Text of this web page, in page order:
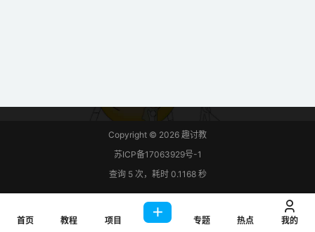
Copyright © 2026 趣讨教
苏ICP备17063929号-1
查询 5 次，耗时 0.1168 秒
首页 教程 项目 专题 热点 我的